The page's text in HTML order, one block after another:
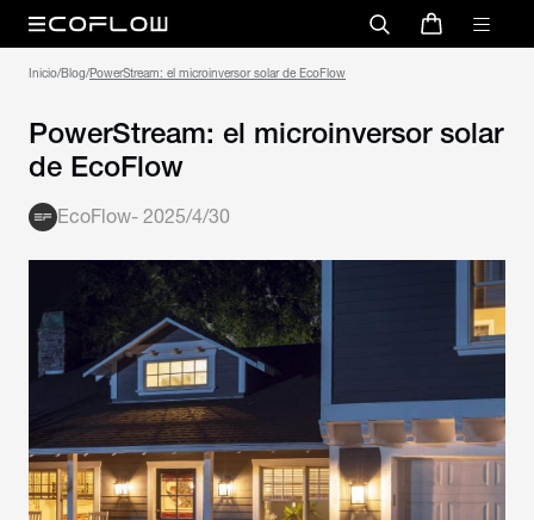
Inicio/Blog/PowerStream: el microinversor solar de EcoFlow
PowerStream: el microinversor solar
de EcoFlow
EcoFlow- 2025/4/30